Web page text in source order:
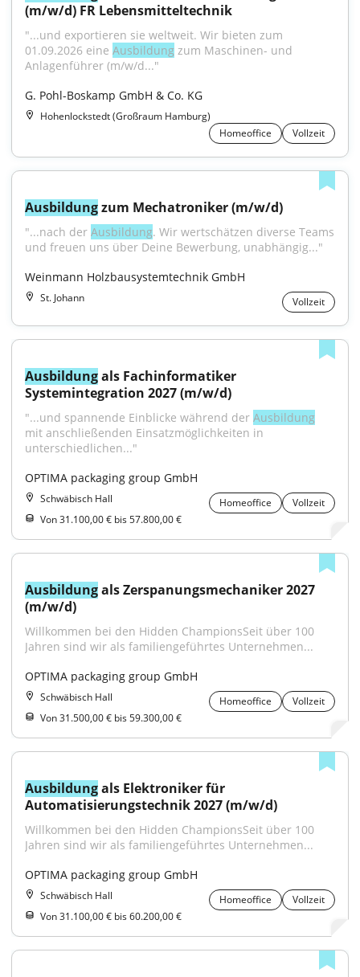
(m/w/d) FR Lebensmitteltechnik
"...und exportieren sie weltweit. Wir bieten zum
01.09.2026 eine Ausbildung zum Maschinen- und
Anlagenführer (m/w/d..."
G. Pohl-Boskamp GmbH & Co. KG
Hohenlockstedt (Großraum Hamburg)
Homeoffice
Vollzeit
Ausbildung zum Mechatroniker (m/w/d)
"...nach der Ausbildung. Wir wertschätzen diverse Teams
und freuen uns über Deine Bewerbung, unabhängig..."
Weinmann Holzbausystemtechnik GmbH
St. Johann Vollzeit
Ausbildung als Fachinformatiker
Systemintegration 2027 (m/w/d)
"...und spannende Einblicke während der Ausbildung
mit anschließenden Einsatzmöglichkeiten in
unterschiedlichen..."
OPTIMA packaging group GmbH
Schwäbisch Hall Homeoffice
Vollzeit
Von 31.100,00 € bis 57.800,00 €
Ausbildung als Zerspanungsmechaniker 2027
(m/w/d)
Willkommen bei den Hidden ChampionsSeit über 100
Jahren sind wir als familiengeführtes Unternehmen...
OPTIMA packaging group GmbH
Schwäbisch Hall Homeoffice
Vollzeit
Von 31.500,00 € bis 59.300,00 €
Ausbildung als Elektroniker für
Automatisierungstechnik 2027 (m/w/d)
Willkommen bei den Hidden ChampionsSeit über 100
Jahren sind wir als familiengeführtes Unternehmen...
OPTIMA packaging group GmbH
Schwäbisch Hall Homeoffice
Vollzeit
Von 31.100,00 € bis 60.200,00 €